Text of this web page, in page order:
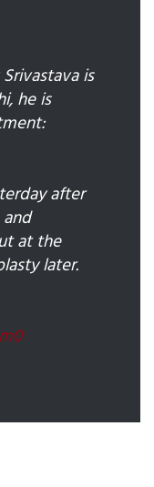
is
he is
after
at the
later.